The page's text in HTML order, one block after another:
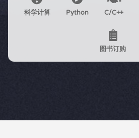
科学计算 Python C/C++
图书订购